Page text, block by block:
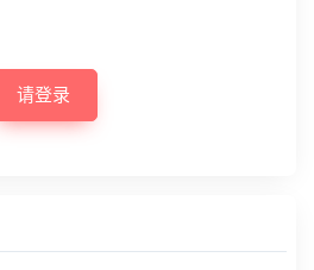
请登录